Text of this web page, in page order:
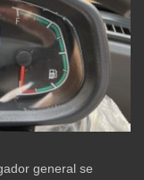
general se